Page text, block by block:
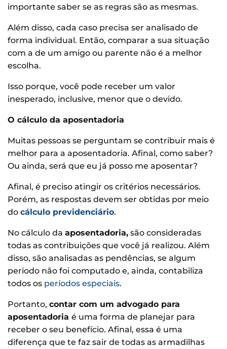
importante saber se as regras são as mesmas.
Além disso, cada caso precisa ser analisado de
forma individual. Então, comparar a sua situação
com a de um amigo ou parente não é a melhor
escolha.
Isso porque, você pode receber um valor
inesperado, inclusive, menor que o devido.
O cálculo da aposentadoria
Muitas pessoas se perguntam se contribuir mais é
melhor para a aposentadoria. Afinal, como saber?
Ou ainda, será que eu já posso me aposentar?
Afinal, é preciso atingir os critérios necessários.
Porém, as respostas devem ser obtidas por meio
do cálculo previdenciário.
No cálculo da aposentadoria, são consideradas
todas as contribuições que você já realizou. Além
disso, são analisadas as pendências, se algum
período não foi computado e, ainda, contabiliza
todos os períodos especiais.
Portanto, contar com um advogado para
aposentadoria é uma forma de planejar para
receber o seu benefício. Afinal, essa é uma
diferença que te faz sair de todas as armadilhas